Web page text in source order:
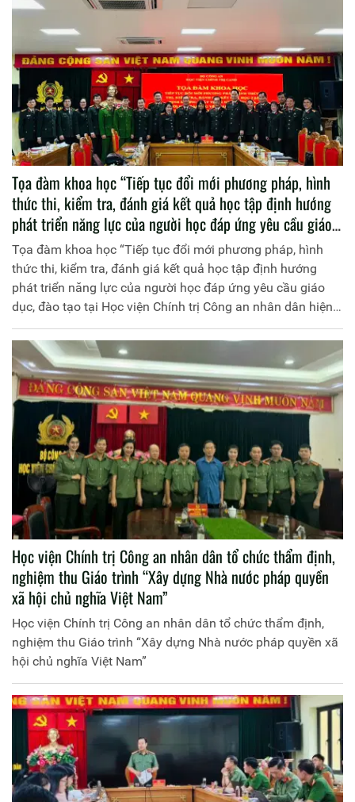
Tọa đàm khoa học “Tiếp tục đổi mới phương pháp, hình
thức thi, kiểm tra, đánh giá kết quả học tập định hướng
phát triển năng lực của người học đáp ứng yêu cầu giáo
dục, đào tạo tại Học viện Chính trị Công an nhân dân
hiện nay”
Tọa đàm khoa học “Tiếp tục đổi mới phương pháp, hình
thức thi, kiểm tra, đánh giá kết quả học tập định hướng
phát triển năng lực của người học đáp ứng yêu cầu giáo
dục, đào tạo tại Học viện Chính trị Công an nhân dân hiện
nay”
Học viện Chính trị Công an nhân dân tổ chức thẩm định,
nghiệm thu Giáo trình “Xây dựng Nhà nước pháp quyền
xã hội chủ nghĩa Việt Nam”
Học viện Chính trị Công an nhân dân tổ chức thẩm định,
nghiệm thu Giáo trình “Xây dựng Nhà nước pháp quyền xã
hội chủ nghĩa Việt Nam”